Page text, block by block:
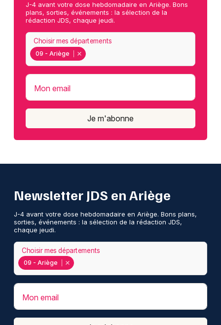
J-4 avant votre dose hebdomadaire en Ariège. Bons
plans, sorties, événements : la sélection de la
rédaction JDS, chaque jeudi.
09 - Ariège
Choisir mes départements
Mon email
Je m'abonne
Newsletter JDS en Ariège
J-4 avant votre dose hebdomadaire en Ariège. Bons plans,
sorties, événements : la sélection de la rédaction JDS,
chaque jeudi.
09 - Ariège
Choisir mes départements
Mon email